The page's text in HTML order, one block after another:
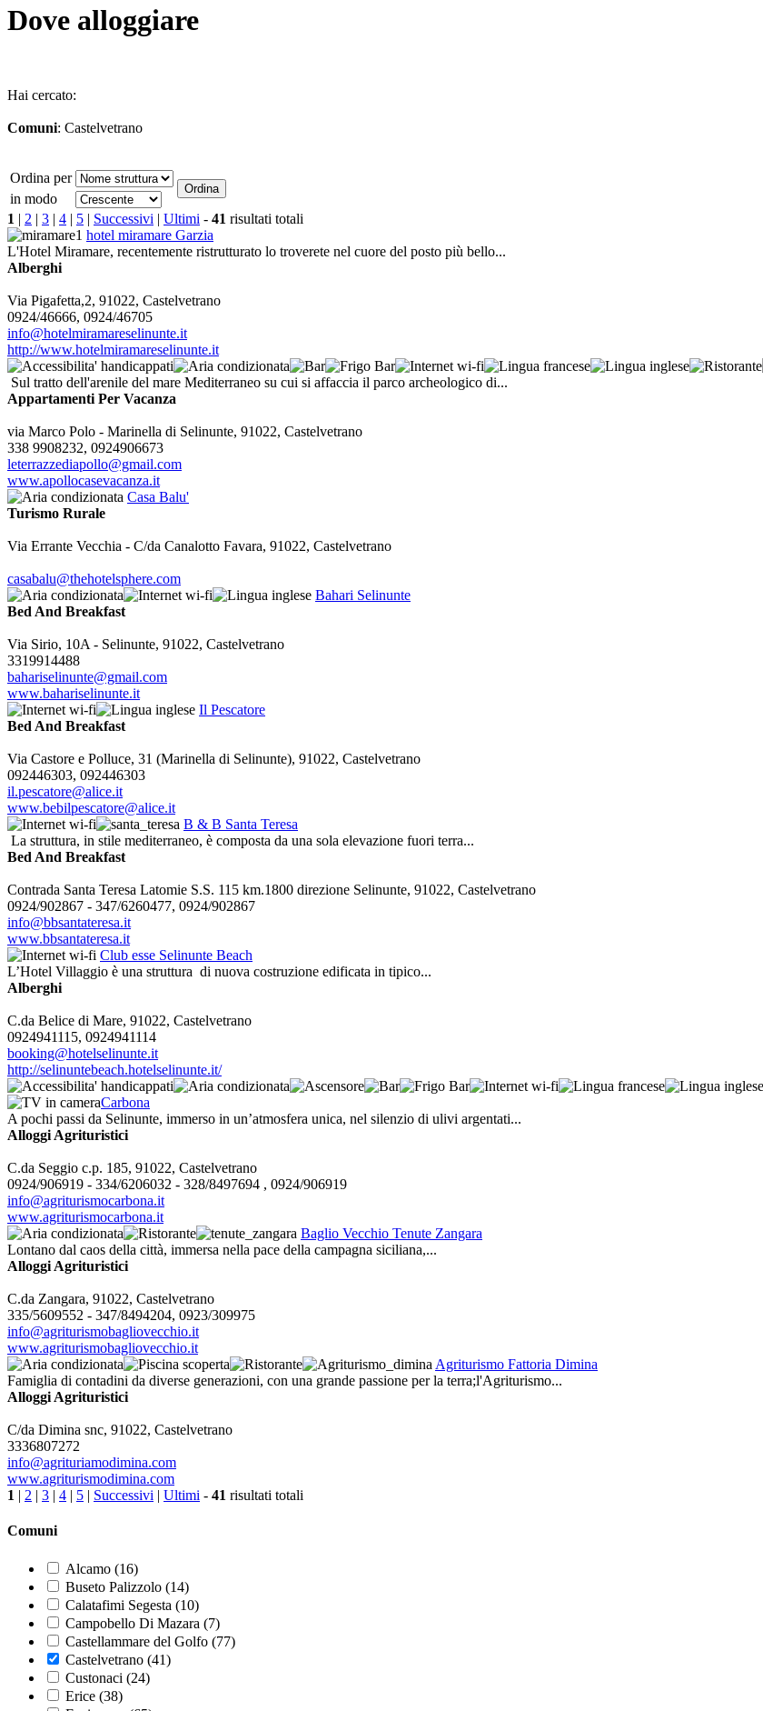
Dove alloggiare
Hai cercato:
Comuni: Castelvetrano
Ordina per
in modo
1 | 2 | 3 | 4 | 5 | Successivi | Ultimi - 41 risultati totali
hotel miramare Garzia
L'Hotel Miramare, recentemente ristrutturato lo troverete nel cuore del posto più bello...
Alberghi
Via Pigafetta,2, 91022, Castelvetrano
0924/46666, 0924/46705
info@hotelmiramareselinunte.it
http://www.hotelmiramareselinunte.it
Sul tratto dell'arenile del mare Mediterraneo su cui si affaccia il parco archeologico di...
Appartamenti Per Vacanza
via Marco Polo - Marinella di Selinunte, 91022, Castelvetrano
338 9908232, 0924906673
leterrazzediapollo@gmail.com
www.apollocasevacanza.it
Casa Balu'
Turismo Rurale
Via Errante Vecchia - C/da Canalotto Favara, 91022, Castelvetrano
casabalu@thehotelsphere.com
Bahari Selinunte
Bed And Breakfast
Via Sirio, 10A - Selinunte, 91022, Castelvetrano
3319914488
bahariselinunte@gmail.com
www.bahariselinunte.it
Il Pescatore
Bed And Breakfast
Via Castore e Polluce, 31 (Marinella di Selinunte), 91022, Castelvetrano
092446303, 092446303
il.pescatore@alice.it
www.bebilpescatore@alice.it
B & B Santa Teresa
La struttura, in stile mediterraneo, è composta da una sola elevazione fuori terra...
Bed And Breakfast
Contrada Santa Teresa Latomie S.S. 115 km.1800 direzione Selinunte, 91022, Castelvetrano
0924/902867 - 347/6260477, 0924/902867
info@bbsantateresa.it
www.bbsantateresa.it
Club esse Selinunte Beach
L’Hotel Villaggio è una struttura di nuova costruzione edificata in tipico...
Alberghi
C.da Belice di Mare, 91022, Castelvetrano
0924941115, 0924941114
booking@hotelselinunte.it
http://selinuntebeach.hotelselinunte.it/
Carbona
A pochi passi da Selinunte, immerso in un’atmosfera unica, nel silenzio di ulivi argentati...
Alloggi Agrituristici
C.da Seggio c.p. 185, 91022, Castelvetrano
0924/906919 - 334/6206032 - 328/8497694 , 0924/906919
info@agriturismocarbona.it
www.agriturismocarbona.it
Baglio Vecchio Tenute Zangara
Lontano dal caos della città, immersa nella pace della campagna siciliana,...
Alloggi Agrituristici
C.da Zangara, 91022, Castelvetrano
335/5609552 - 347/8494204, 0923/309975
info@agriturismobagliovecchio.it
www.agriturismobagliovecchio.it
Agriturismo Fattoria Dimina
Famiglia di contadini da diverse generazioni, con una grande passione per la terra;l'Agriturismo...
Alloggi Agrituristici
C/da Dimina snc, 91022, Castelvetrano
3336807272
info@agrituriamodimina.com
www.agriturismodimina.com
1 | 2 | 3 | 4 | 5 | Successivi | Ultimi - 41 risultati totali
Comuni
Alcamo (16)
Buseto Palizzolo (14)
Calatafimi Segesta (10)
Campobello Di Mazara (7)
Castellammare del Golfo (77)
Castelvetrano (41)
Custonaci (24)
Erice (38)